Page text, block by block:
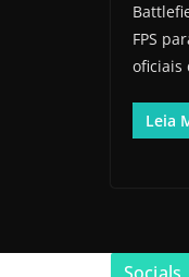
FPS
oficiais
Leia